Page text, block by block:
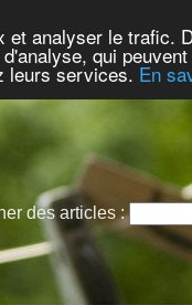
et analyser le trafic.
qui peuvent
leurs services. En
des articles :